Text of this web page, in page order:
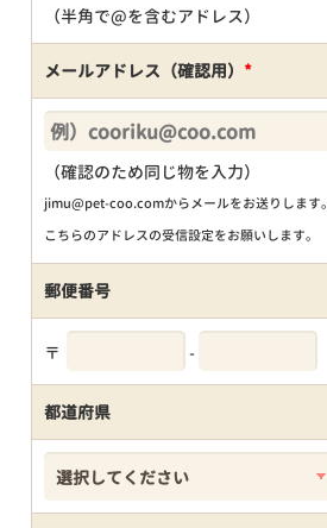
（半角で@を含むアドレス）
メールアドレス（確認用） *
（確認のため同じ物を入力）
jimu@pet-coo.comからメールをお送りします。
こちらのアドレスの受信設定をお願いします。
郵便番号
〒 -
都道府県